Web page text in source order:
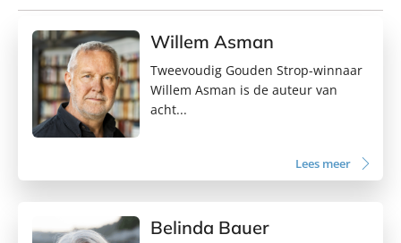
Voornaam (Z-A)
Willem Asman
Tweevoudig Gouden Strop-winnaar
Willem Asman is de auteur van
acht...
Lees meer
Belinda Bauer